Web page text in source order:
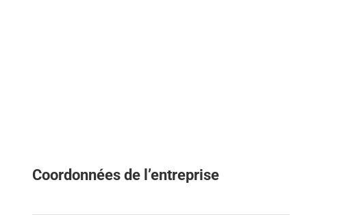
Coordonnées de l’entreprise